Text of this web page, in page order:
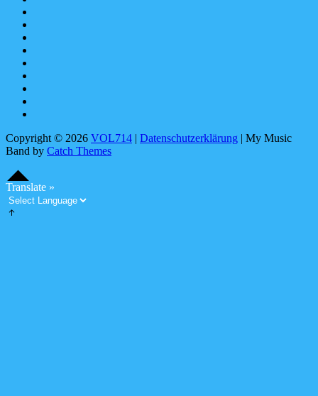
Copyright © 2026 VOL714 | Datenschutzerklärung | My Music
Band by Catch Themes
Up
Up
Translate »
S
cr
o
l
l
Up